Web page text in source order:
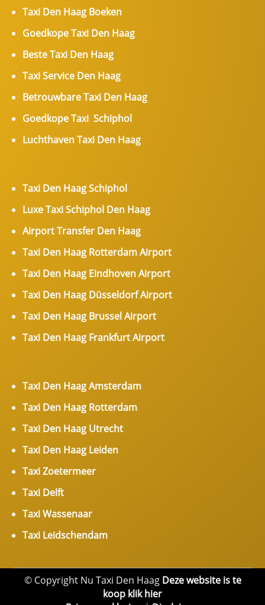
Taxi Den Haag Boeken
Goedkope Taxi Den Haag
Beste Taxi Den Haag
Taxi Service Den Haag
Betrouwbare Taxi Den Haag
Goedkope Taxi Schiphol
Luchthaven Taxi Den Haag
Taxi Den Haag Schiphol
Luxe Taxi Schiphol Den Haag
Airport Transfer Den Haag
Taxi Den Haag Rotterdam Airport
Taxi Den Haag Eindhoven Airport
Taxi Den Haag Düsseldorf Airport
Taxi Den Haag Brussel Airport
Taxi Den Haag Frankfurt Airport
Taxi Den Haag Amsterdam
Taxi Den Haag Rotterdam
Taxi Den Haag Utrecht
Taxi Den Haag Leiden
Taxi Zoetermeer
Taxi Delft
Taxi Wassenaar
Taxi Leidschendam
© Copyright Nu Taxi Den Haag Deze website is te
koop klik hier